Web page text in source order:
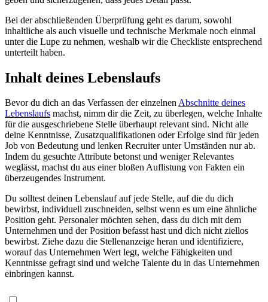
Bei der abschließenden Überprüfung geht es darum, sowohl
inhaltliche als auch visuelle und technische Merkmale noch einmal
unter die Lupe zu nehmen, weshalb wir die Checkliste entsprechend
unterteilt haben.
Inhalt deines Lebenslaufs
Bevor du dich an das Verfassen der einzelnenAbschnitte deines
Lebenslaufs machst, nimm dir die Zeit, zu überlegen, welche Inhalte
für die ausgeschriebene Stelle überhaupt relevant sind. Nicht alle
deine Kenntnisse, Zusatzqualifikationen oder Erfolge sind für jeden
Job von Bedeutung und lenken Recruiter unter Umständen nur ab.
Indem du gesuchte Attribute betonst und weniger Relevantes
weglässt, machst du aus einer bloßen Auflistung von Fakten ein
überzeugendes Instrument.
Du solltest deinen Lebenslauf auf jede Stelle, auf die du dich
bewirbst, individuell zuschneiden, selbst wenn es um eine ähnliche
Position geht. Personaler möchten sehen, dass du dich mit dem
Unternehmen und der Position befasst hast und dich nicht ziellos
bewirbst. Ziehe dazu die Stellenanzeige heran und identifiziere,
worauf das Unternehmen Wert legt, welche Fähigkeiten und
Kenntnisse gefragt sind und welche Talente du in das Unternehmen
einbringen kannst.